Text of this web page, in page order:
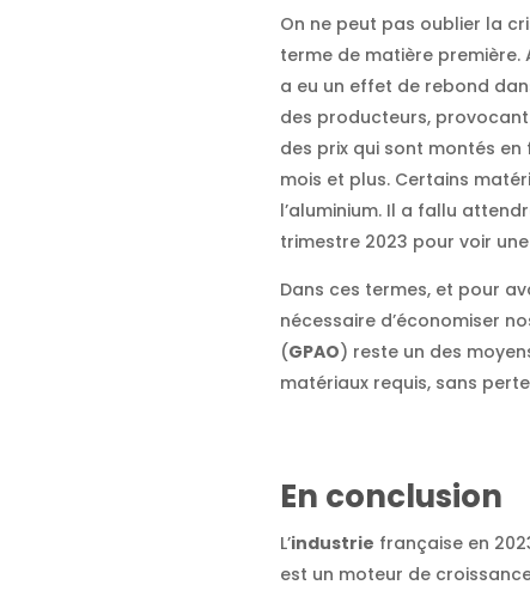
On ne peut pas oublier la
terme de matière première.
a eu un effet de rebond
des producteurs,
des prix qui sont montés
mois et plus. Certains
l’aluminium. Il a fallu
trimestre 2023 pour voir
Dans ces termes, et pour
nécessaire d’économiser
(GPAO) reste un des
matériaux requis, sans
En conclusion
L’industrie française en
est un moteur de